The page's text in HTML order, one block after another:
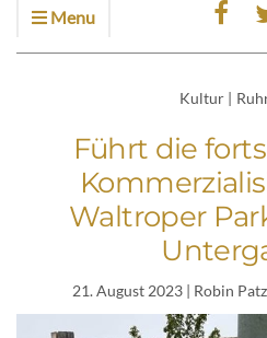
Menu
Kultur |
Führt die
Waltroper
21. August 2023 | Robin